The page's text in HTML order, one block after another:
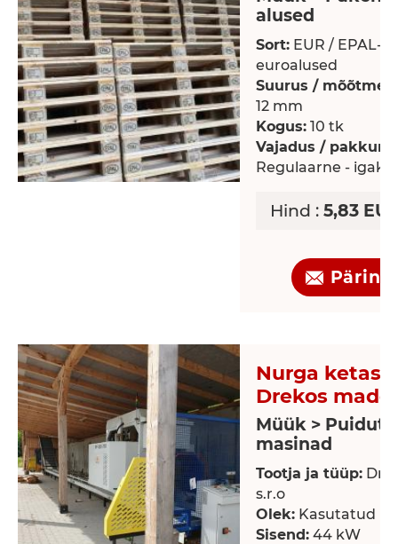
alused
Sort: EUR / EPAL-
euroalused
Suurus / mõõtmed:
12 mm
Kogus: 10 tk
Vajadus /
Regulaarne -
Hind : 5,83
Päring
Nurga
Drekos made
Müük >
masinad
Tootja ja tüüp:
s.r.o
Olek: Kasutatud
Sisend: 44 kW